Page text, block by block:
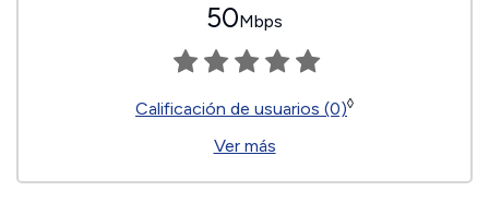
50Mbps
Calificación de usuarios (0)◊
Ver más